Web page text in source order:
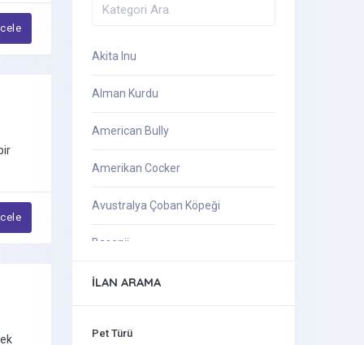
Akita Inu
Alman Kurdu
American Bully
Amerikan Cocker
Avustralya Çoban Köpeği
Basenji
Beagle
İLAN ARAMA
Pet Türü